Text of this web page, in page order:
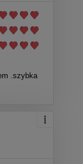
.szybka